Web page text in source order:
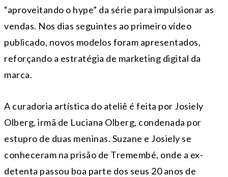
“aproveitando o hype” da série para impulsionar as
vendas. Nos dias seguintes ao primeiro vídeo
publicado, novos modelos foram apresentados,
reforçando a estratégia de marketing digital da
marca.
A curadoria artística do ateliê é feita por Josiely
Olberg, irmã de Luciana Olberg, condenada por
estupro de duas meninas. Suzane e Josiely se
conheceram na prisão de Tremembé, onde a ex-
detenta passou boa parte dos seus 20 anos de